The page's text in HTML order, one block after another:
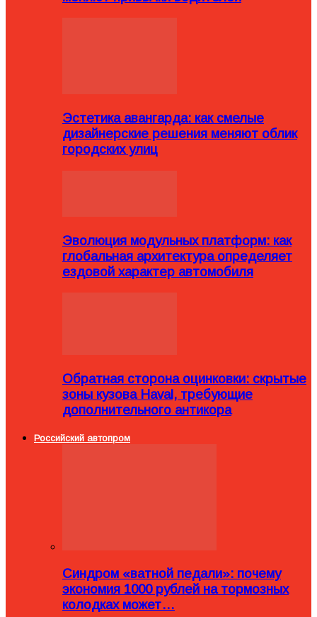
Эстетика авангарда: как смелые
дизайнерские решения меняют облик
городских улиц
Эволюция модульных платформ: как
глобальная архитектура определяет
ездовой характер автомобиля
Обратная сторона оцинковки: скрытые
зоны кузова Haval, требующие
дополнительного антикора
Российский автопром
Синдром «ватной педали»: почему
экономия 1000 рублей на тормозных
колодках может…